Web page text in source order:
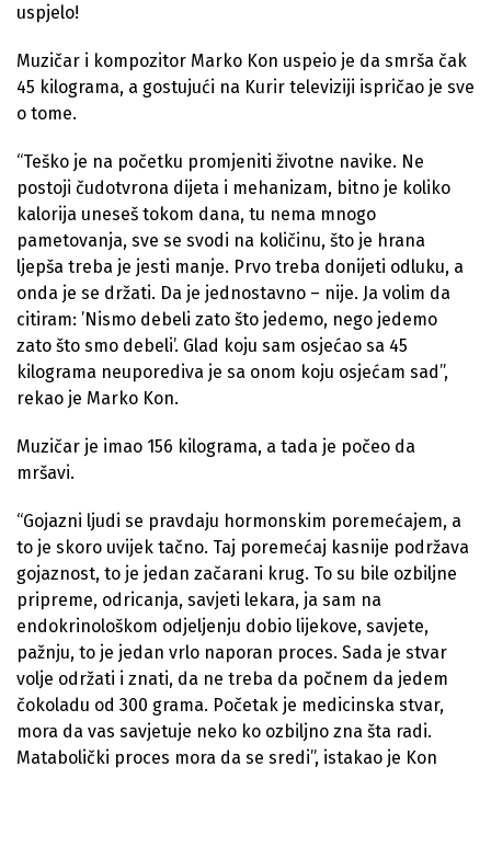
uspjelo!
Muzičar i kompozitor Marko Kon uspeio je da smrša čak
45 kilograma, a gostujući na Kurir televiziji ispričao je sve
o tome.
“Teško je na početku promjeniti životne navike. Ne
postoji čudotvrona dijeta i mehanizam, bitno je koliko
kalorija uneseš tokom dana, tu nema mnogo
pametovanja, sve se svodi na količinu, što je hrana
ljepša treba je jesti manje. Prvo treba donijeti odluku, a
onda je se držati. Da je jednostavno – nije. Ja volim da
citiram: ’Nismo debeli zato što jedemo, nego jedemo
zato što smo debeli’. Glad koju sam osjećao sa 45
kilograma neuporediva je sa onom koju osjećam sad”,
rekao je Marko Kon.
Muzičar je imao 156 kilograma, a tada je počeo da
mršavi.
“Gojazni ljudi se pravdaju hormonskim poremećajem, a
to je skoro uvijek tačno. Taj poremećaj kasnije podržava
gojaznost, to je jedan začarani krug. To su bile ozbiljne
pripreme, odricanja, savjeti lekara, ja sam na
endokrinološkom odjeljenju dobio lijekove, savjete,
pažnju, to je jedan vrlo naporan proces. Sada je stvar
volje održati i znati, da ne treba da počnem da jedem
čokoladu od 300 grama. Početak je medicinska stvar,
mora da vas savjetuje neko ko ozbiljno zna šta radi.
Matabolički proces mora da se sredi”, istakao je Kon